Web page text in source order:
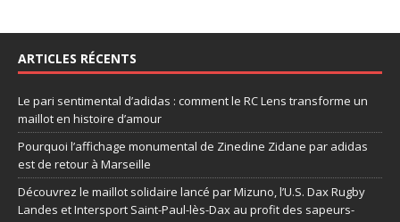
ARTICLES RÉCENTS
Le pari sentimental d’adidas : comment le RC Lens transforme un
maillot en histoire d’amour
Pourquoi l’affichage monumental de Zinedine Zidane par adidas
est de retour à Marseille
Découvrez le maillot solidaire lancé par Mizuno, l’U.S. Dax Rugby
Landes et Intersport Saint-Paul-lès-Dax au profit des sapeurs-